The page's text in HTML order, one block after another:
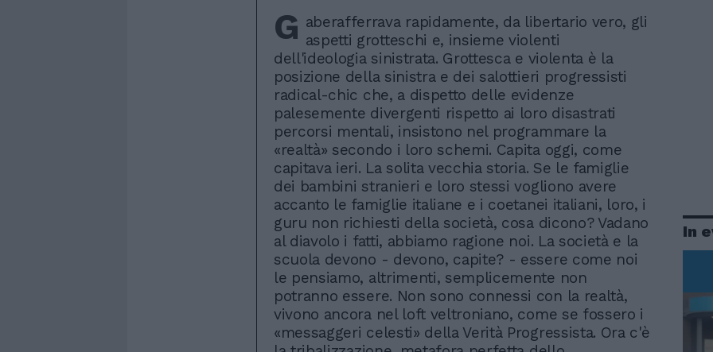
G aberafferrava rapidamente, da libertario vero, gli
aspetti grotteschi e, insieme violenti
dell'ideologia sinistrata. Grottesca e violenta è la
posizione della sinistra e dei salottieri progressisti
radical-chic che, a dispetto delle evidenze
palesemente divergenti rispetto ai loro disastrati
percorsi mentali, insistono nel programmare la
«realtà» secondo i loro schemi. Capita oggi, come
capitava ieri. La solita vecchia storia. Se le famiglie
dei bambini stranieri e loro stessi vogliono avere
accanto le famiglie italiane e i coetanei italiani, loro, i
guru non richiesti della società, cosa dicono? Vadano
al diavolo i fatti, abbiamo ragione noi. La società e la
scuola devono - devono, capite? - essere come noi
le pensiamo, altrimenti, semplicemente non
potranno essere. Non sono connessi con la realtà,
vivono ancora nel loft veltroniano, come se fossero i
«messaggeri celesti» della Verità Progressista. Ora c'è
In